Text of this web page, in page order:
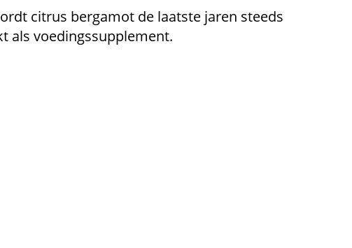
citrus bergamot de laatste jaren steeds
als voedingssupplement.